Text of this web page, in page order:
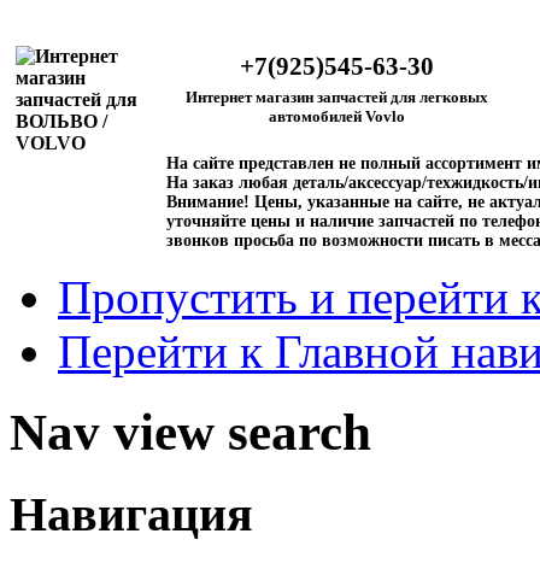
+7(925)545-63-30
Интернет магазин запчастей для легковых
автомобилей Vovlo
На сайте представлен не полный ассортимент
На заказ любая деталь/аксессуар/техжидкость/
Внимание! Цены, указанные на сайте, не
уточняйте цены и наличие запчастей по
звонков просьба по возможности писать в
Пропустить и перейти
Перейти к Главной
Nav view search
Навигация